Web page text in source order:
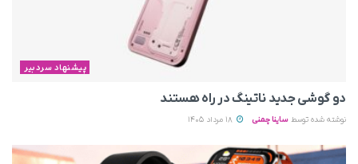
پیشنهاد سردبیر
دو گوشی جدید ناتینگ در راه هستند
نوشته شده توسط ساینا چمنی